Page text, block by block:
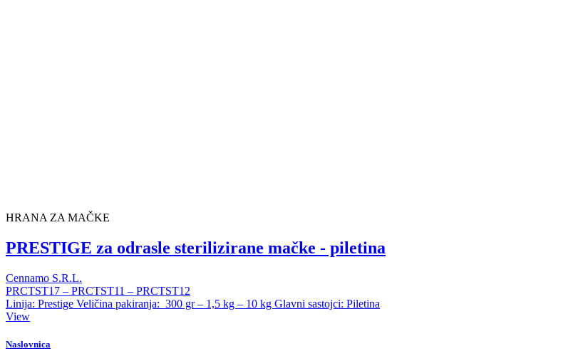
HRANA ZA MAČKE
PRESTIGE za odrasle sterilizirane mačke - piletina
Cennamo S.R.L.
PRCTST17 – PRCTST11 – PRCTST12
Linija: Prestige Veličina pakiranja: 300 gr – 1,5 kg – 10 kg Glavni sastojci: Piletina
View
Naslovnica